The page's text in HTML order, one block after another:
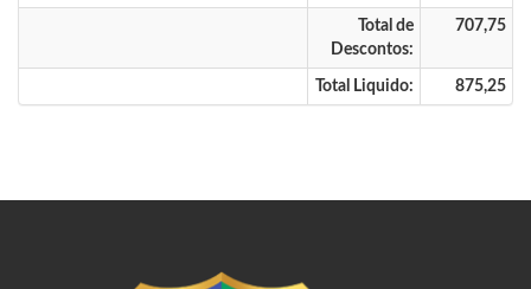
Total de
Descontos:
707,75
Total Liquido: 875,25